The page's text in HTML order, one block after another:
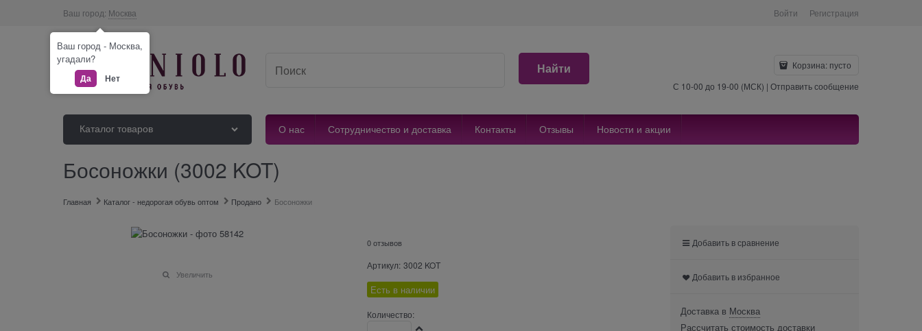
Ваш город: Москва Войти Регистрация
Найти Корзина: пусто
С 10-00 до 19-00 (МСК) | Отправить сообщение
Каталог товаров О нас Сотрудничество и доставка Контакты Отзывы Новости и акции
Босоножки (3002 KOT)
Главная Каталог - недорогая обувь оптом Продано Босоножки
Увеличить
0 отзывов
Артикул: 3002 KOT
Есть в наличии
Количество:
Добавить в сравнение
Добавить в избранное
Доставка в Москва
Рассчитать стоимость доставки
Ваш город - Москва,
угадали?
Да Нет